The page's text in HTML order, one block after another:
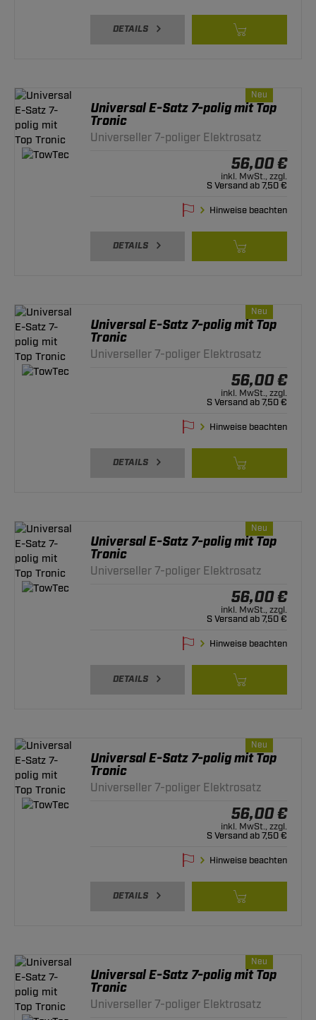
DETAILS
Neu
Universal E-Satz 7-polig mit Top
Tronic
Universeller 7-poliger Elektrosatz
56,00 €
inkl. MwSt., zzgl.
S Versand ab 7,50 €
Hinweise beachten
DETAILS
Neu
Universal E-Satz 7-polig mit Top
Tronic
Universeller 7-poliger Elektrosatz
56,00 €
inkl. MwSt., zzgl.
S Versand ab 7,50 €
Hinweise beachten
DETAILS
Neu
Universal E-Satz 7-polig mit Top
Tronic
Universeller 7-poliger Elektrosatz
56,00 €
inkl. MwSt., zzgl.
S Versand ab 7,50 €
Hinweise beachten
DETAILS
Neu
Universal E-Satz 7-polig mit Top
Tronic
Universeller 7-poliger Elektrosatz
56,00 €
inkl. MwSt., zzgl.
S Versand ab 7,50 €
Hinweise beachten
DETAILS
Neu
Universal E-Satz 7-polig mit Top
Tronic
Universeller 7-poliger Elektrosatz